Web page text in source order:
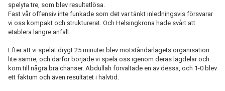
spelyta tre, som blev resultatlösa.
Fast vår offensiv inte funkade som det var tänkt inledningsvis försvarar
vi oss kompakt och strukturerat. Och Helsingkrona hade svårt att
etablera längre anfall.
Efter att vi spelat drygt 25 minuter blev motståndarlagets organisation
lite sämre, och därför började vi spela oss igenom deras lagdelar och
kom till några bra chanser. Abdullah förvaltade en av dessa, och 1-0 blev
ett faktum och även resultatet i halvtid.